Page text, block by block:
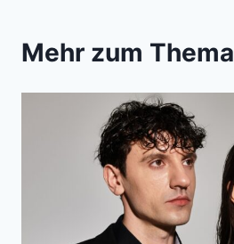
Mehr zum Thema